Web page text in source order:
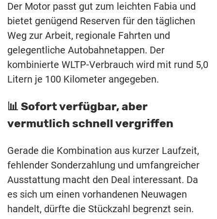
Der Motor passt gut zum leichten Fabia und
bietet genügend Reserven für den täglichen
Weg zur Arbeit, regionale Fahrten und
gelegentliche Autobahnetappen. Der
kombinierte WLTP-Verbrauch wird mit rund 5,0
Litern je 100 Kilometer angegeben.
📊 Sofort verfügbar, aber
vermutlich schnell vergriffen
Gerade die Kombination aus kurzer Laufzeit,
fehlender Sonderzahlung und umfangreicher
Ausstattung macht den Deal interessant. Da
es sich um einen vorhandenen Neuwagen
handelt, dürfte die Stückzahl begrenzt sein.